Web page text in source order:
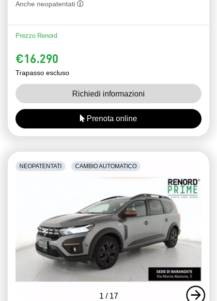
Anche neopatentati
Prezzo Renord
€16.290
Trapasso escluso
Richiedi informazioni
Prenota online
1 / 17
NEOPATENTATI CAMBIO AUTOMATICO